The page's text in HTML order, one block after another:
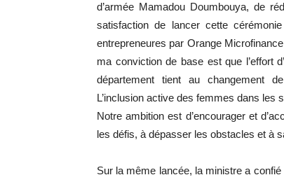
d’armée Mamadou Doumbouya, de
satisfaction de lancer cette
entrepreneures par Orange
ma conviction de base est que l’effort
département tient au changement
L’inclusion active des femmes dans les
Notre ambition est d’encourager et
les défis, à dépasser les obstacles et à
Sur la même lancée, la ministre a